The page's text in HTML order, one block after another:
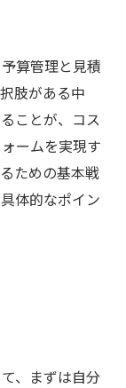
算管理と見積
肢がある中
ことが、コス
ームを実現す
ための基本戦
体的なポイン
、まずは自分